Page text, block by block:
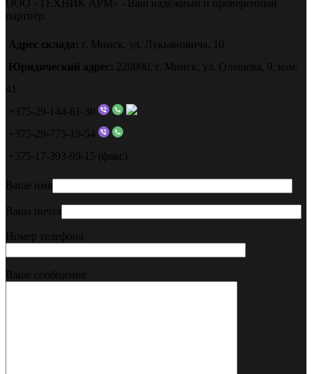
ООО «ТЕХНИК АРМ» - Ваш надёжный и проверенный
партнёр.
Адрес склада:
г. Минск, ул. Лукьяновича, 10
Юридический адрес:
220090, г. Минск, ул. Олешева, 9, ком.
41.
+375-29-144-61-30
+375-29-775-19-54
+375-17-393-99-15 (факс)
Ваше имя
Ваша почта
Номер телефона
Ваше сообщение